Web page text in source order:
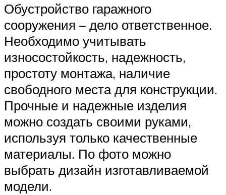
Обустройство гаражного
сооружения – дело ответственное.
Необходимо учитывать
износостойкость, надежность,
простоту монтажа, наличие
свободного места для конструкции.
Прочные и надежные изделия
можно создать своими руками,
используя только качественные
материалы. По фото можно
выбрать дизайн изготавливаемой
модели.